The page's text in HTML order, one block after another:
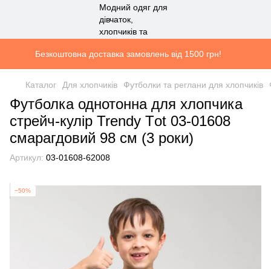
Безкоштовна доставка замовлень від 1500 грн!
Каталог Для хлопчиків Футболки та реглани для хлопчиків
Футболка однотонна для хлопчика
стрейч-кулір Trendy Тot 03-01608
смарагдовий 98 см (3 роки)
Артикул: 03-01608-62008
−50%